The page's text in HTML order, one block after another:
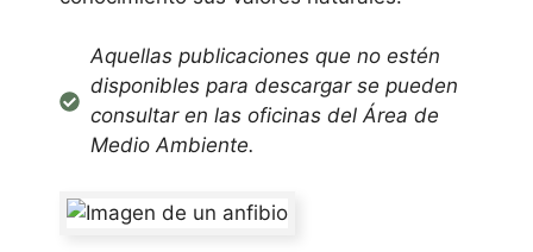
Aquellas publicaciones que no estén
disponibles para descargar se pueden
consultar en las oficinas del Área de
Medio Ambiente.